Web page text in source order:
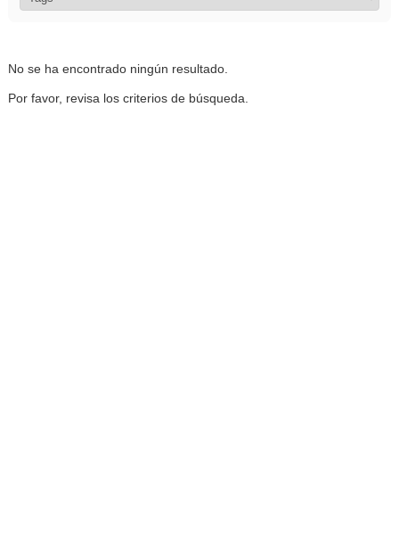
No se ha encontrado ningún resultado.
Por favor, revisa los criterios de búsqueda.